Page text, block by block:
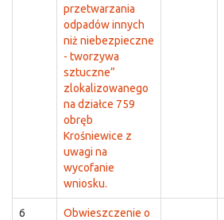
przetwarzania
odpadów innych
niż niebezpieczne
- tworzywa
sztuczne”
zlokalizowanego
na działce 759
obręb
Krośniewice z
uwagi na
wycofanie
wniosku.
6
Obwieszczenie o